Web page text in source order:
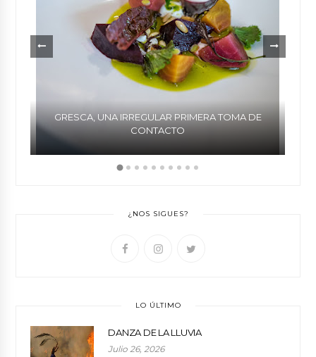
GRESCA, UNA IRREGULAR PRIMERA TOMA DE
CONTACTO
¿NOS SIGUES?
LO ÚLTIMO
DANZA DE LA LLUVIA
Julio 26, 2026